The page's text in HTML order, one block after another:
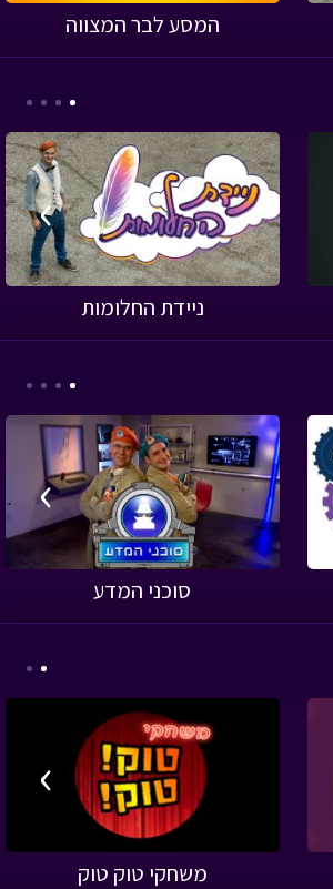
המסע לבר המצווה
ניידת החלומות
›
סוכני המדע
›
משחקי טוק טוק
›